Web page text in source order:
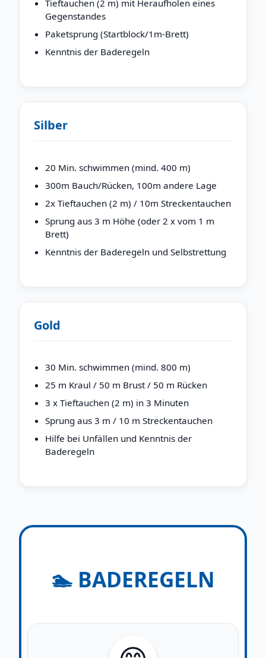
Tieftauchen (2 m) mit Heraufholen eines
Gegenstandes
Paketsprung (Startblock/1m-Brett)
Kenntnis der Baderegeln
Silber
20 Min. schwimmen (mind. 400 m)
300m Bauch/Rücken, 100m andere Lage
2x Tieftauchen (2 m) / 10m Streckentauchen
Sprung aus 3 m Höhe (oder 2 x vom 1 m
Brett)
Kenntnis der Baderegeln und Selbstrettung
Gold
30 Min. schwimmen (mind. 800 m)
25 m Kraul / 50 m Brust / 50 m Rücken
3 x Tieftauchen (2 m) in 3 Minuten
Sprung aus 3 m / 10 m Streckentauchen
Hilfe bei Unfällen und Kenntnis der
Baderegeln
🏊 BADEREGELN